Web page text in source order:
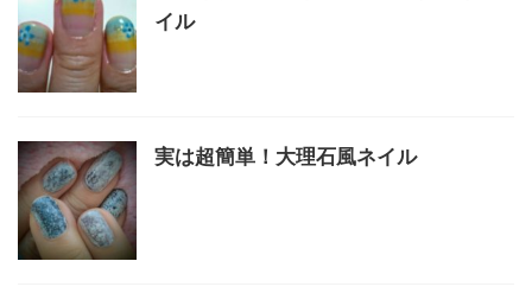
イル
実は超簡単！大理石風ネイル